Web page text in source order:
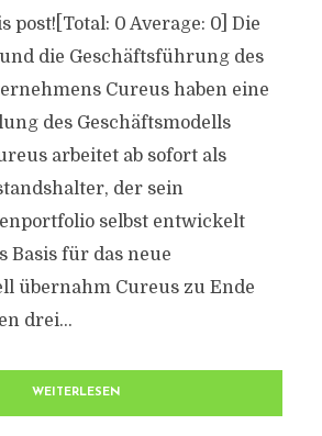
post![Total: 0 Average: 0] Die
die Geschäftsführung des
Cureus haben eine
des Geschäftsmodells
arbeitet ab sofort als
der sein
selbst entwickelt
Basis für das neue
übernahm Cureus zu Ende
drei...
WEITERLESEN